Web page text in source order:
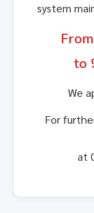
system
to
We
For
at